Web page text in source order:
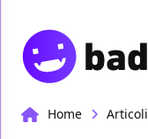
Home Articoli